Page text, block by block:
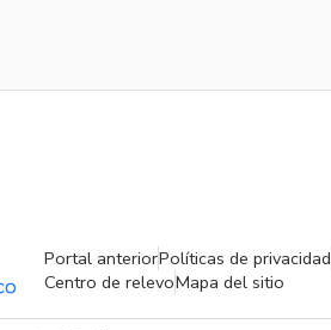
Portal anteriorPolíticas de privacidad
Centro de relevoMapa del sitio